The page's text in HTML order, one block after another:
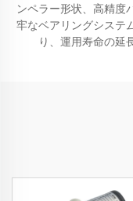
ンペラー形状、高精度
牢なベアリングシステ
り、運用寿命の延